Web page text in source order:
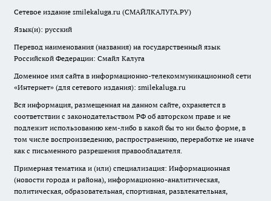
Сетевое издание smilekaluga.ru (СМАЙЛКАЛУГА.РУ)
Язык(и): русский
Перевод наименования (названия) на государственный язык
Российской Федерации: Смайл Калуга
Доменное имя сайта в информационно-телекоммуникационной сети
«Интернет» (для сетевого издания): smilekaluga.ru
Вся информация, размещенная на данном сайте, охраняется в
соответствии с законодательством РФ об авторском праве и не
подлежит использованию кем-либо в какой бы то ни было форме, в
том числе воспроизведению, распространению, переработке не иначе
как с письменного разрешения правообладателя.
Примерная тематика и (или) специализация: Информационная
(новости города и района), информационно-аналитическая,
политическая, образовательная, спортивная, развлекательная,